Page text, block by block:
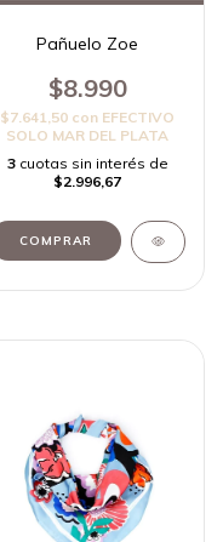
Pañuelo Zoe
$8.990
$7.641,50 con EFECTIVO
SOLO MAR DEL PLATA
3 cuotas sin interés de
$2.996,67